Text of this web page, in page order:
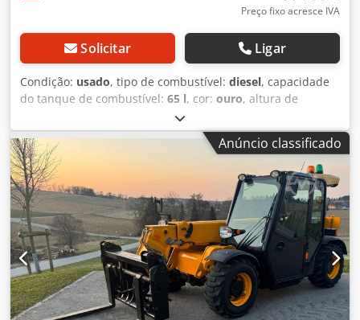
Preço fixo acresce IVA
Solicitar Ligar
Condição: usado, tipo de combustível: diesel, capacidade
do tanque de combustível: 65 l, cor: ouro, altura de
, configuração de eixo:
fabrico:2023, horas de funcionamento:2 100 h,
Equipamento:
, Peso em vazio: 5.490 kg
Carga útil: 2.500 kg Peso bruto total (zGG): 7.990 kg
Dimensões (C x L x A): 400 x 184 x 189 cm Dkjdpfx Aey Tak
Noqlor
Anúncio classificado